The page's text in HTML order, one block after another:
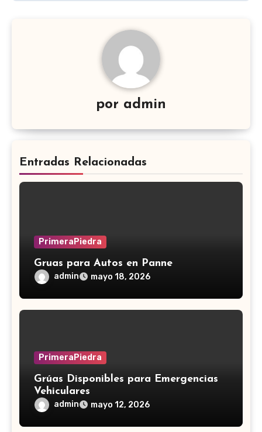
por admin
Entradas Relacionadas
PrimeraPiedra
Gruas para Autos en Panne
admin mayo 18, 2026
PrimeraPiedra
Grúas Disponibles para Emergencias
Vehiculares
admin mayo 12, 2026